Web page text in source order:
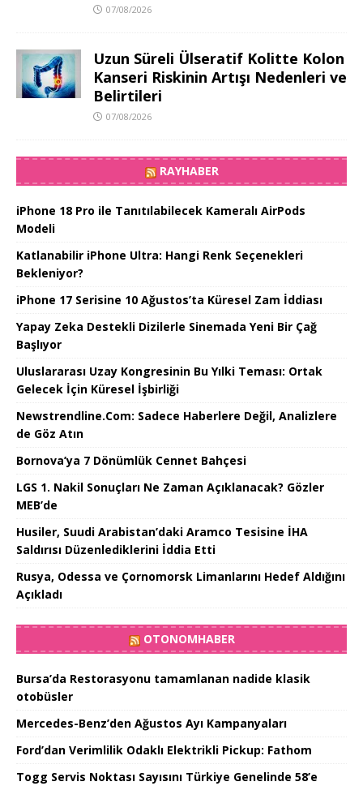
07/08/2026
Uzun Süreli Ülseratif Kolitte Kolon
Kanseri Riskinin Artışı Nedenleri ve
Belirtileri
07/08/2026
RAYHABER
iPhone 18 Pro ile Tanıtılabilecek Kameralı AirPods
Modeli
Katlanabilir iPhone Ultra: Hangi Renk Seçenekleri
Bekleniyor?
iPhone 17 Serisine 10 Ağustos’ta Küresel Zam İddiası
Yapay Zeka Destekli Dizilerle Sinemada Yeni Bir Çağ
Başlıyor
Uluslararası Uzay Kongresinin Bu Yılki Teması: Ortak
Gelecek İçin Küresel İşbirliği
Newstrendline.Com: Sadece Haberlere Değil, Analizlere
de Göz Atın
Bornova’ya 7 Dönümlük Cennet Bahçesi
LGS 1. Nakil Sonuçları Ne Zaman Açıklanacak? Gözler
MEB’de
Husiler, Suudi Arabistan’daki Aramco Tesisine İHA
Saldırısı Düzenlediklerini İddia Etti
Rusya, Odessa ve Çornomorsk Limanlarını Hedef Aldığını
Açıkladı
OTONOMHABER
Bursa’da Restorasyonu tamamlanan nadide klasik
otobüsler
Mercedes-Benz’den Ağustos Ayı Kampanyaları
Ford’dan Verimlilik Odaklı Elektrikli Pickup: Fathom
Togg Servis Noktası Sayısını Türkiye Genelinde 58’e